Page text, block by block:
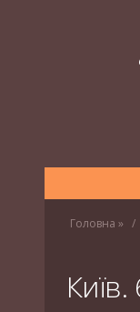
Головна »